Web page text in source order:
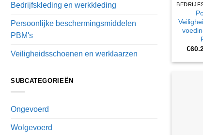
Bedrijfskleding en werkkleding
Persoonlijke beschermingsmiddelen
PBM's
Veiligheidsschoenen en werklaarzen
SUBCATEGORIEËN
Ongevoerd
Wolgevoerd
€